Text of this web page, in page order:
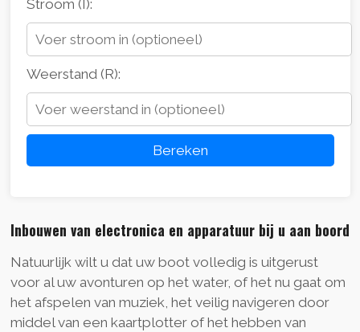
Stroom (I):
Weerstand (R):
Bereken
Inbouwen van electronica en apparatuur bij u aan boord
Natuurlijk wilt u dat uw boot volledig is uitgerust
voor al uw avonturen op het water, of het nu gaat om
het afspelen van muziek, het veilig navigeren door
middel van een kaartplotter of het hebben van